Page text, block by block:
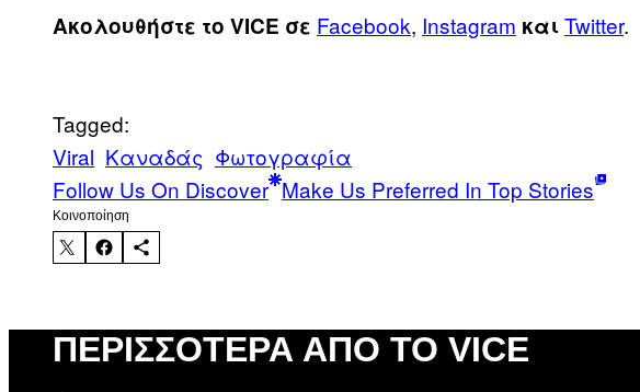
Ακολουθήστε το VICE σε Facebook, Instagram καιTwitter.
Tagged:
Viral Καναδάς Φωτογραφία
Follow Us On Discover Make Us Preferred In Top Stories
Kοινοποίηση
ΠΕΡΙΣΣΌΤΕΡΑ ΑΠΌ ΤΟ VICE